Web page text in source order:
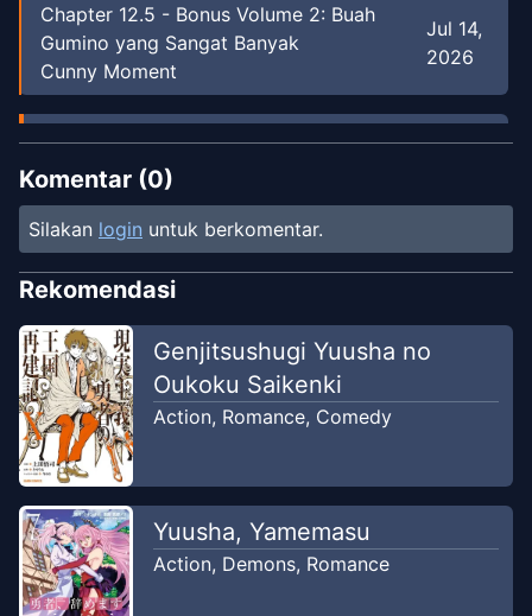
Chapter 12.5 - Bonus Volume 2: Buah
Gumino yang Sangat Banyak
Cunny Moment
Jul 14,
2026
Chapter12-Buronan
Cunny Moment
Jul 14, 2026
Chapter11-Festival Panen
Cunny Moment
Chapter10-Padahal Seharusnya Ini
Adalah Event Kekalahan
Cunny Moment
Jun 29,
Chapter9
RRScans
Chapter8
Dua Racun
RRScans
May 3, 2025
Komentar (0)
Silakan login untuk berkomentar.
Rekomendasi
Genjitsushugi Yuusha no
Oukoku Saikenki
Action, Romance, Comedy
Yuusha, Yamemasu
Action, Demons, Romance